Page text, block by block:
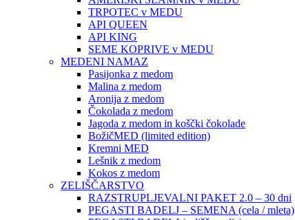
TRPOTEC v MEDU
API QUEEN
API KING
SEME KOPRIVE v MEDU
MEDENI NAMAZ
Pasijonka z medom
Malina z medom
Aronija z medom
Čokolada z medom
Jagoda z medom in koščki čokolade
BožičMED (limited edition)
Kremni MED
Lešnik z medom
Kokos z medom
ZELIŠČARSTVO
RAZSTRUPLJEVALNI PAKET 2.0 – 30 dni
PEGASTI BADELJ – SEMENA (cela / mleta)